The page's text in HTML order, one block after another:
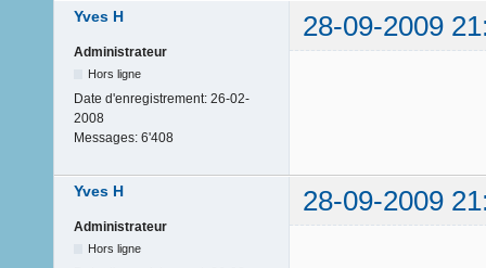
Yves H 28-09-2009
Administrateur
Hors ligne
Date d'enregistrement: 26-02-
2008
Messages: 6'408
Yves H 28-09-2009
Administrateur
Hors ligne